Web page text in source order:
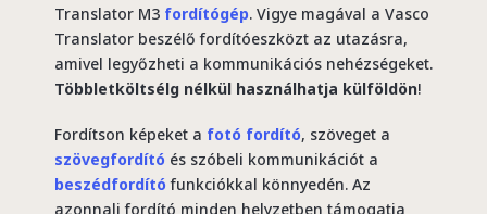
Translator M3 fordítógép. Vigye magával a Vasco
Translator beszélő fordítóeszközt az utazásra,
amivel legyőzheti a kommunikációs nehézségeket.
Többletköltsélg nélkül használhatja külföldön!
Fordítson képeket a fotó fordító, szöveget a
szövegfordító és szóbeli kommunikációt a
beszédfordító funkciókkal könnyedén. Az
azonnali fordító minden helyzetben támogatja